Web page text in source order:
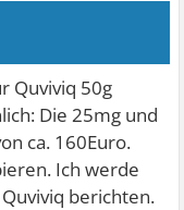
Quviviq 50g
Die 25mg und
ca. 160Euro.
Ich werde
berichten.